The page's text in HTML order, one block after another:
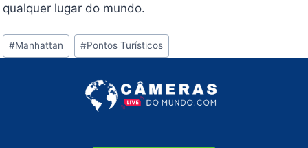
qualquer lugar do mundo.
Tags
do
#Manhattan #Pontos Turísticos